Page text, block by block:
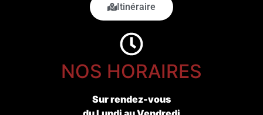
Itinéraire
NOS HORAIRES
Sur rendez-vous